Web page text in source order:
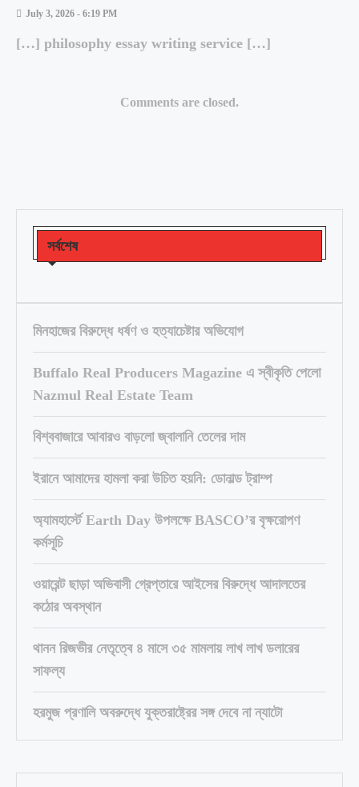
July 3, 2026 - 6:19 PM
[…] philosophy essay writing service […]
Comments are closed.
সর্বশেষ
মিনহাজের বিরুদ্ধে ধর্ষণ ও হত্যাচেষ্টার অভিযোগ
Buffalo Real Producers Magazine এ স্বীকৃতি পেলো
Nazmul Real Estate Team
বিশ্ববাজারে আবারও বাড়লো জ্বালানি তেলের দাম
ইরানে আমাদের হামলা করা উচিত হয়নি: ডোনাল্ড ট্রাম্প
অ্যামহার্স্টে Earth Day উপলক্ষে BASCO’র বৃক্ষরোপণ
কর্মসূচি
ওয়ারেন্ট ছাড়া অভিবাসী গ্রেপ্তারে আইসের বিরুদ্ধে আদালতের
কঠোর অবস্থান
থানন রিজভীর নেতৃত্বে ৪ মাসে ৩৫ মামলায় লাখ লাখ ডলারের
সাফল্য
হরমুজ প্রণালি অবরুদ্ধে যুক্তরাষ্ট্রের সঙ্গ দেবে না ন্যাটো